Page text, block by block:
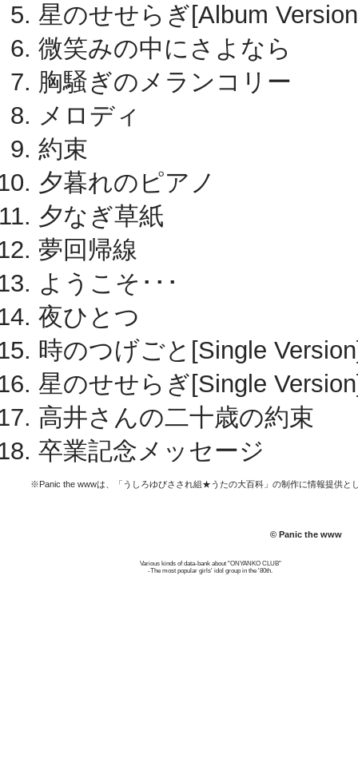
星のせせらぎ[Album
微笑みの中にさよなら
胸騒ぎのメランコリー
メロディ
約束
夕暮れのピアノ
夕なぎ草紙
夢回帰線
ようこそ･･･
夜ひとつ
時のつげごと[Single
星のせせらぎ[Single
高井さんの二十歳の約束
卒業記念メッセージ
※Panic the wwwは、「うしろゆびさされ組★うたの大百科」の制作に情報提供と
© Panic the www
Various kinds of data-bank about "ONYANKO CLUB"
-The most popular girls' idol group in the '80th.